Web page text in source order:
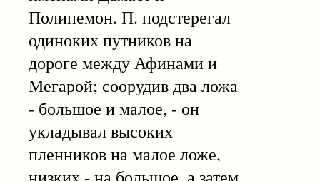
Полипемон. П. подстерегал
одиноких путников на
дороге между Афинами и
Мегарой; соорудив два ложа
- большое и малое, - он
укладывал высоких
пленников на малое ложе,